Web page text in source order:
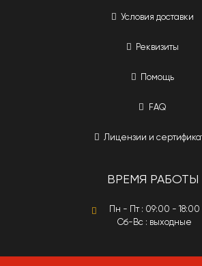
Условия доставки
Реквизиты
Помощь
FAQ
Лицензии и
ВРЕМЯ РАБОТЫ
Пн - Пт : 09:00 - 18:00
Сб-Вс : выходные